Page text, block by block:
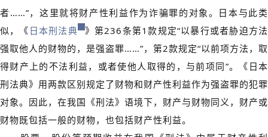
者……”，这里就将财产性利益作为诈骗罪的对象。日本与此类
似，《 日本刑法典
》第236条第1款规定“以暴行或者胁迫方法
强取他人的财物的，是强盗罪……”，第2款规定“以前项方法，取
得财产上的不法利益，或者使他人取得的，与前项同”。《日本
刑法典》用两款区别规定了财物和财产性利益作为强盗罪的犯罪
对象。因此，在我国《刑法》语境下，财产与财物同义，财产或
财物既包括一般的财物，也包括财产性利益。